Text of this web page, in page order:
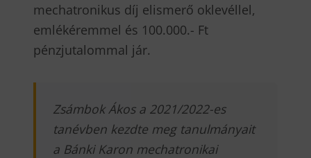
mechatronikus díj elismerő oklevéllel,
emlékéremmel és 100.000.- Ft
pénzjutalommal jár.
Zsámbok Ákos a 2021/2022-es
tanévben kezdte meg tanulmányait
a Bánki Karon mechatronikai